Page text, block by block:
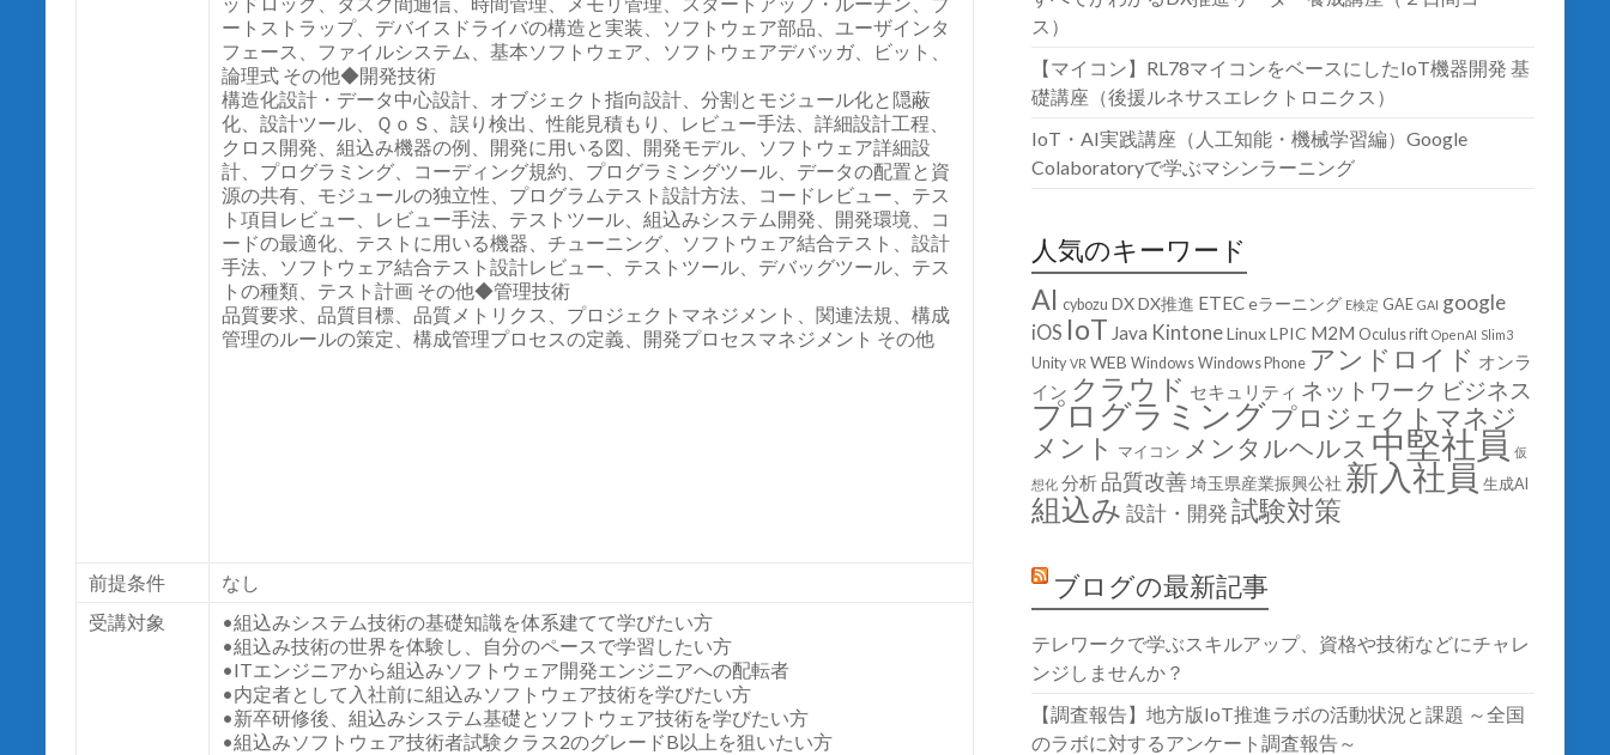
ートストラップ、デバイスドライバの構造と実装、ソフトウェア部品、ユーザインタ
フェース、ファイルシステム、基本ソフトウェア、ソフトウェアデバッガ、ビット、
論理式 その他◆開発技術
構造化設計・データ中心設計、オブジェクト指向設計、分割とモジュール化と隠蔽
化、設計ツール、ＱｏＳ、誤り検出、性能見積もり、レビュー手法、詳細設計工程、
クロス開発、組込み機器の例、開発に用いる図、開発モデル、ソフトウェア詳細設
計、プログラミング、コーディング規約、プログラミングツール、データの配置と資
源の共有、モジュールの独立性、プログラムテスト設計方法、コードレビュー、テス
ト項目レビュー、レビュー手法、テストツール、組込みシステム開発、開発環境、コ
ードの最適化、テストに用いる機器、チューニング、ソフトウェア結合テスト、設計
手法、ソフトウェア結合テスト設計レビュー、テストツール、デバッグツール、テス
トの種類、テスト計画 その他◆管理技術
品質要求、品質目標、品質メトリクス、プロジェクトマネジメント、関連法規、構成
管理のルールの策定、構成管理プロセスの定義、開発プロセスマネジメント その他
前提条件
なし
受講対象
•組込みシステム技術の基礎知識を体系建てて学びたい方
•組込み技術の世界を体験し、自分のペースで学習したい方
•ITエンジニアから組込みソフトウェア開発エンジニアへの配転者
•内定者として入社前に組込みソフトウェア技術を学びたい方
•新卒研修後、組込みシステム基礎とソフトウェア技術を学びたい方
•組込みソフトウェア技術者試験クラス2のグレードB以上を狙いたい方
ス）
【マイコン】RL78マイコンをベースにしたIoT機器開発 基
礎講座（後援ルネサスエレクトロニクス）
IoT・AI実践講座（人工知能・機械学習編）Google
Colaboratoryで学ぶマシンラーニング
人気のキーワード
AI cybozu DXDX推進 ETECeラーニング E検定 GAE GAI google
iOS IoT Java KintoneLinuxLPIC M2M Oculus rift OpenAI Slim3
Unity VR WEB Windows Windows Phone アンドロイド オンラ
イン クラウド セキュリティ ネットワーク ビジネス
プログラミングプロジェクトマネジ
メント
マイコン メンタルヘルス 中堅社員 仮
想化 分析 品質改善埼玉県産業振興公社 新入社員 生成AI
組込み 設計・開発試験対策
ブログの最新記事
テレワークで学ぶスキルアップ、資格や技術などにチャレ
ンジしませんか？
【調査報告】地方版IoT推進ラボの活動状況と課題 ～全国
のラボに対するアンケート調査報告～